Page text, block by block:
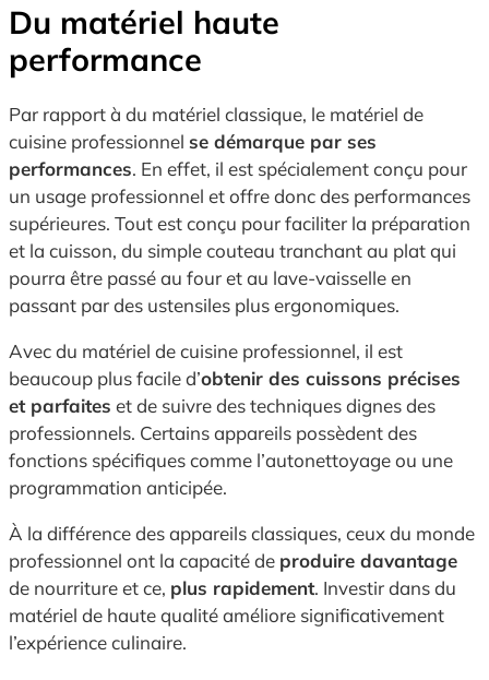
Du matériel haute
performance
Par rapport à du matériel classique, le matériel de
cuisine professionnel se démarque par ses
performances. En effet, il est spécialement conçu pour
un usage professionnel et offre donc des performances
supérieures. Tout est conçu pour faciliter la préparation
et la cuisson, du simple couteau tranchant au plat qui
pourra être passé au four et au lave-vaisselle en
passant par des ustensiles plus ergonomiques.
Avec du matériel de cuisine professionnel, il est
beaucoup plus facile d’obtenir des cuissons précises
et parfaites et de suivre des techniques dignes des
professionnels. Certains appareils possèdent des
fonctions spécifiques comme l’autonettoyage ou une
programmation anticipée.
À la différence des appareils classiques, ceux du monde
professionnel ont la capacité de produire davantage
de nourriture et ce, plus rapidement. Investir dans du
matériel de haute qualité améliore significativement
l’expérience culinaire.